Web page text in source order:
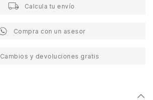
Calcula tu envío
Compra con un asesor
Cambios y devoluciones gratis